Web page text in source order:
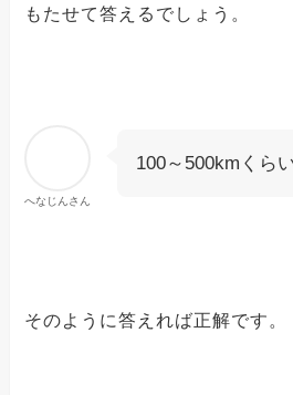
もたせて答えるでしょう。
へなじんさん
100～500kmくら
そのように答えれば正解です。